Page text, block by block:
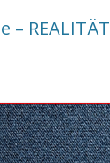
– REALITÄT